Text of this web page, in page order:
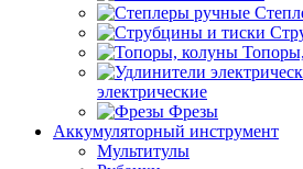
электрические
Фрезы
Аккумуляторный инструмент
Мультитулы